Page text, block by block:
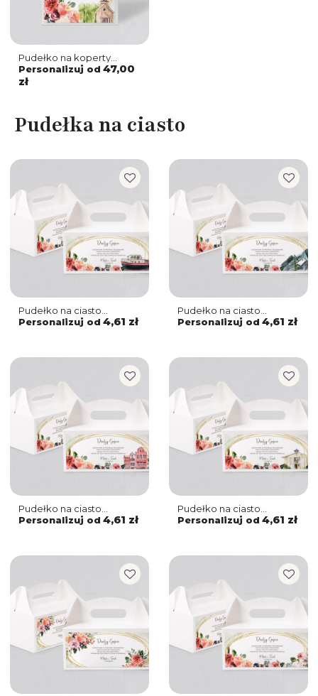
Pudełko na koperty
i pieniądze Spring Love
Motyw 1
Personalizuj od 47,00
zł
Pudełka na ciasto
Pudełko na ciasto
weselne Spring Love -
Motyw 7
Personalizuj od 4,61 zł
Pudełko na ciasto
weselne Spring Love -
Motyw 6
Personalizuj od 4,61 zł
Pudełko na ciasto
weselne Spring Love -
Motyw 5
Personalizuj od 4,61 zł
Pudełko na ciasto
weselne Spring Love -
Motyw 4
Personalizuj od 4,61 zł